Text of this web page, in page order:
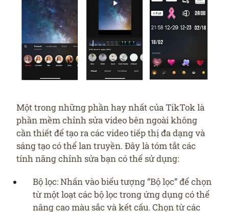
Một trong những phần hay nhất của TikTok là
phần mềm chỉnh sửa video bên ngoài không
cần thiết để tạo ra các video tiếp thị đa dạng và
sáng tạo có thể lan truyền. Đây là tóm tắt các
tính năng chỉnh sửa bạn có thể sử dụng:
Bộ lọc: Nhấn vào biểu tượng “Bộ lọc” để chọn
từ một loạt các bộ lọc trong ứng dụng có thể
nâng cao màu sắc và kết cấu. Chọn từ các